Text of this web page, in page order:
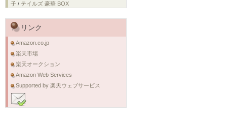
子 / テイルズ 豪華 BOX
リンク
Amazon.co.jp
楽天市場
楽天オークション
Amazon Web Services
Supported by 楽天ウェブサービス